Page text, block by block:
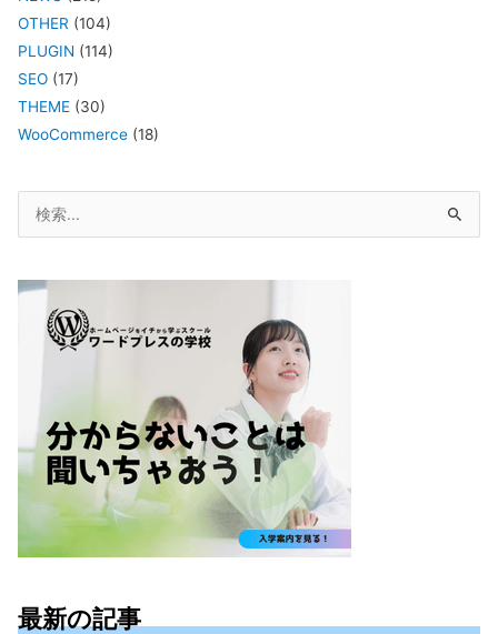
OTHER (104)
PLUGIN (114)
SEO (17)
THEME (30)
WooCommerce (18)
象:
最新の記事